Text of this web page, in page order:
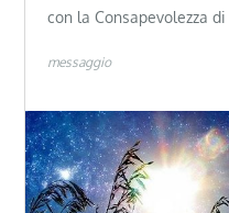
con la Consapevolezza di
messaggio